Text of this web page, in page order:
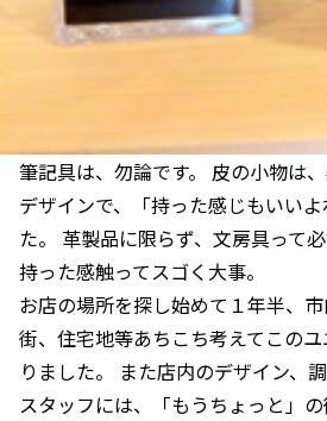
筆記具は、勿論です。 皮の小物は
デザインで、「持った感じもいい
た。 革製品に限らず、文房具って
持った感触ってスゴく大事。
お店の場所を探し始めて１年半、
街、住宅地等あちこち考えてこの
りました。 また店内のデザイン、
スタッフには、「もうちょっと」